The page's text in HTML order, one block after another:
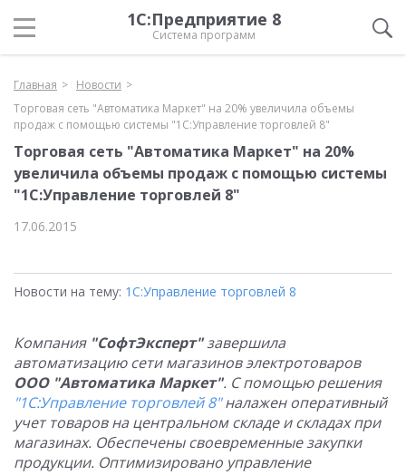
1С:Предприятие 8
Система программ
Главная
Новости
Торговая сеть "Автоматика Маркет" на 20% увеличила объемы
продаж с помощью системы "1С:Управление торговлей 8"
Торговая сеть "Автоматика Маркет" на 20%
увеличила объемы продаж с помощью системы
"1С:Управление торговлей 8"
17.06.2015
Новости на тему: 1С:Управление торговлей 8
Компания "СофтЭксперт"завершила
автоматизацию сети магазинов электротоваров
ООО "Автоматика Маркет". С помощью решения
"1С:Управление торговлей 8"налажен оперативный
учет товаров на центральном складе и складах при
магазинах. Обеспечены своевременные закупки
продукции. Оптимизировано управление